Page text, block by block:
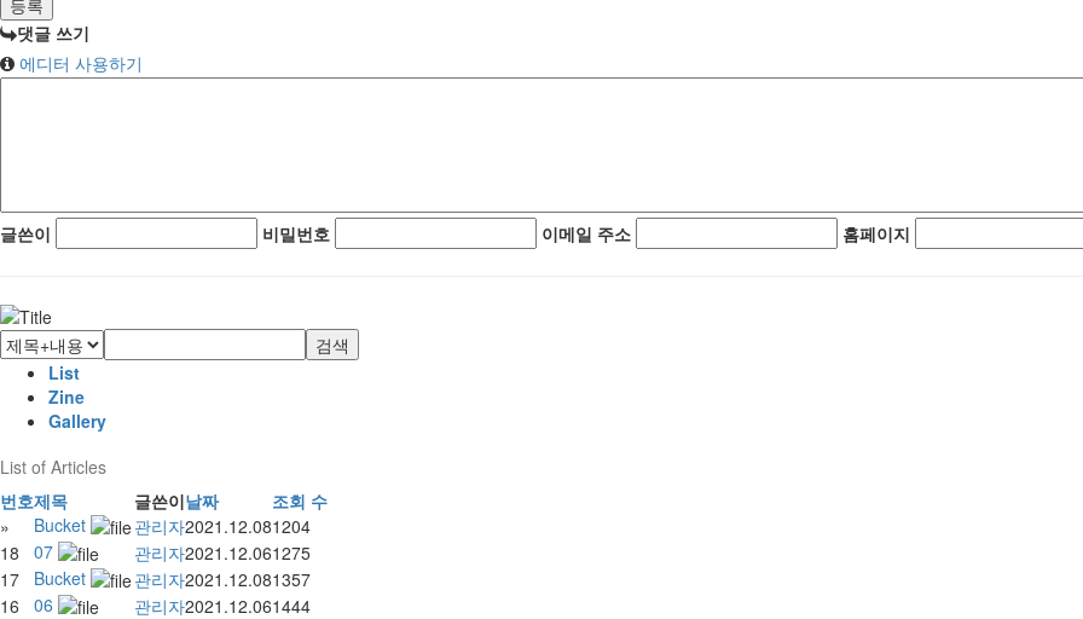
댓글 쓰기
에디터 사용하기
글쓴이 비밀번호 이메일 주소 홈페이지
검색
List
Zine
Gallery
List of Articles
번호제목 글쓴이날짜
조회 수
»
Bucket 관리자2021.12.081204
18
07 관리자2021.12.061275
17
Bucket 관리자2021.12.081357
16
06 관리자2021.12.061444